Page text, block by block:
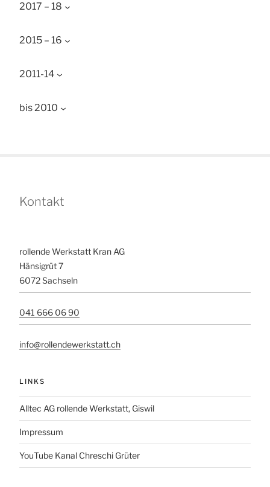
2017 – 18
2015 – 16
2011-14
bis 2010
Kontakt
rollende Werkstatt Kran AG
Hänsigrüt 7
6072 Sachseln
041 666 06 90
info@rollendewerkstatt.ch
LINKS
Alltec AG rollende Werkstatt, Giswil
Impressum
YouTube Kanal Chreschi Grüter